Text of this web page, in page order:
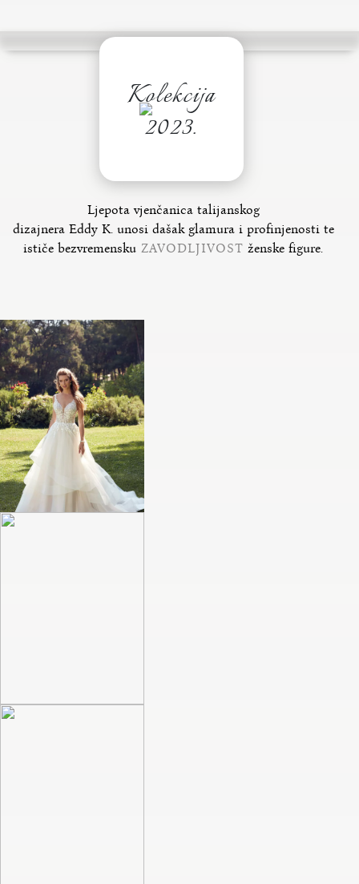
Kolekcija
2023.
Ljepota vjenčanica talijanskog
dizajnera Eddy K. unosi dašak glamura i profinjenosti te
ističe bezvremensku ZAVODLJIVOST ženske figure.